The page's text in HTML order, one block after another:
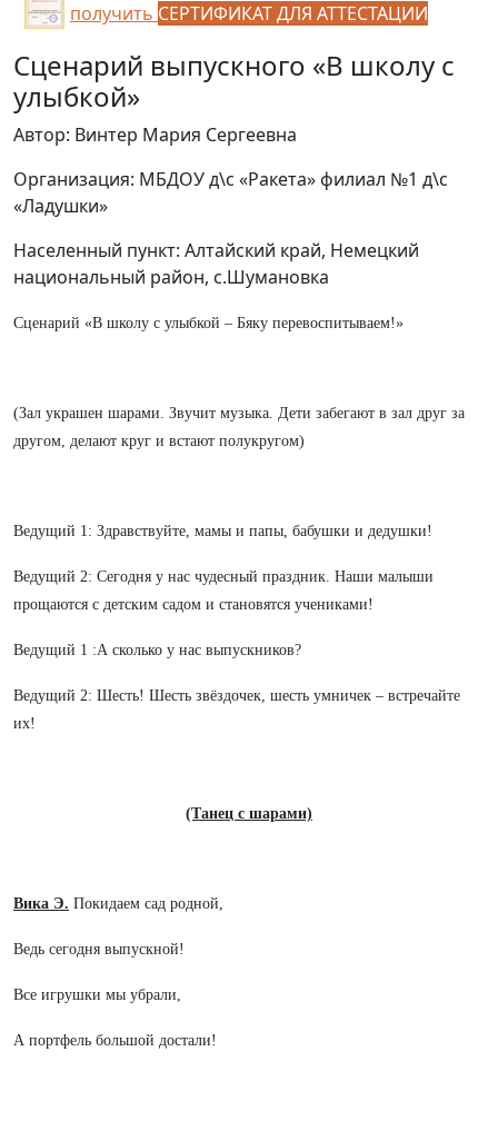
получить СЕРТИФИКАТ ДЛЯ АТТЕСТАЦИИ
Сценарий выпускного «В школу с
улыбкой»
Автор: Винтер Мария Сергеевна
Организация: МБДОУ д\с «Ракета» филиал №1 д\с
«Ладушки»
Населенный пункт: Алтайский край, Немецкий
национальный район, с.Шумановка
Сценарий «В школу с улыбкой – Бяку перевоспитываем!»
(Зал украшен шарами. Звучит музыка. Дети забегают в зал друг за
другом, делают круг и встают полукругом)
Ведущий 1: Здравствуйте, мамы и папы, бабушки и дедушки!
Ведущий 2: Сегодня у нас чудесный праздник. Наши малыши
прощаются с детским садом и становятся учениками!
Ведущий 1 :А сколько у нас выпускников?
Ведущий 2: Шесть! Шесть звёздочек, шесть умничек – встречайте
их!
(Танец с шарами)
Вика Э. Покидаем сад родной,
Ведь сегодня выпускной!
Все игрушки мы убрали,
А портфель большой достали!